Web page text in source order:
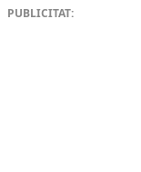
PUBLICITAT: